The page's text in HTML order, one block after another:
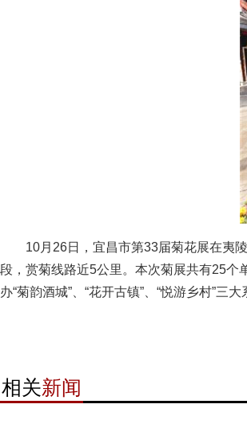
10月26日，宜昌市第33届菊花展在夷陵
段，赏菊线路近5公里。本次菊展共有25个
办“菊韵酒城”、“花开古镇”、“悦游乡村”三
相关新闻